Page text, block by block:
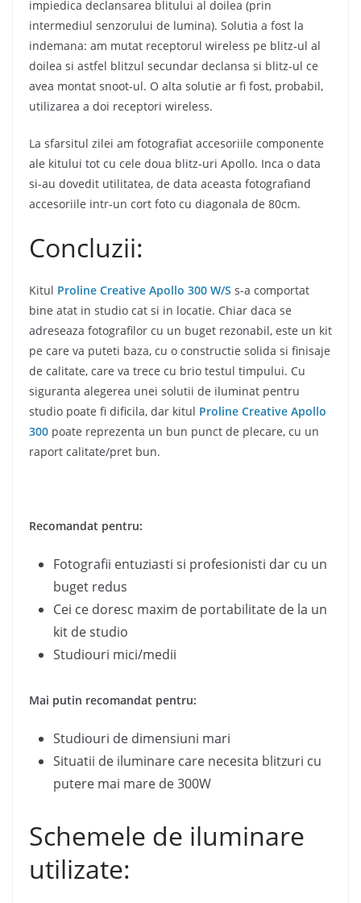
impiedica declansarea blitului al doilea (prin
intermediul senzorului de lumina). Solutia a fost la
indemana: am mutat receptorul wireless pe blitz-ul al
doilea si astfel blitzul secundar declansa si blitz-ul ce
avea montat snoot-ul. O alta solutie ar fi fost, probabil,
utilizarea a doi receptori wireless.
La sfarsitul zilei am fotografiat accesoriile componente
ale kitului tot cu cele doua blitz-uri Apollo. Inca o data
si-au dovedit utilitatea, de data aceasta fotografiand
accesoriile intr-un cort foto cu diagonala de 80cm.
Concluzii:
Kitul Proline Creative Apollo 300 W/S s-a comportat
bine atat in studio cat si in locatie. Chiar daca se
adreseaza fotografilor cu un buget rezonabil, este un kit
pe care va puteti baza, cu o constructie solida si finisaje
de calitate, care va trece cu brio testul timpului. Cu
siguranta alegerea unei solutii de iluminat pentru
studio poate fi dificila, dar kitul Proline Creative Apollo
300 poate reprezenta un bun punct de plecare, cu un
raport calitate/pret bun.
Recomandat pentru:
Fotografii entuziasti si profesionisti dar cu un
buget redus
Cei ce doresc maxim de portabilitate de la un
kit de studio
Studiouri mici/medii
Mai putin recomandat pentru:
Studiouri de dimensiuni mari
Situatii de iluminare care necesita blitzuri cu
putere mai mare de 300W
Schemele de iluminare
utilizate: